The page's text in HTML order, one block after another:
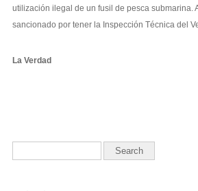
utilización ilegal de un fusil de pesca submarina.
sancionado por tener la Inspección Técnica del
La Verdad